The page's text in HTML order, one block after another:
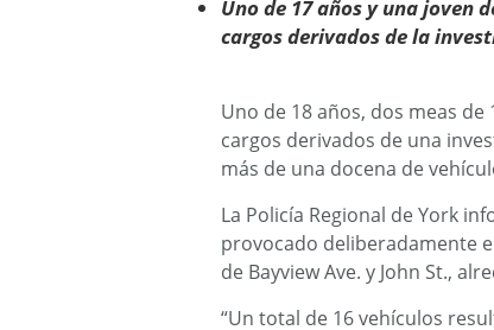
Uno de 17 años y una joven
cargos derivados de la
Uno de 18 años, dos meas
cargos derivados de una
más de una docena de
La Policía Regional de York
provocado deliberadamente
de Bayview Ave. y John St.,
“Un total de 16 vehículos